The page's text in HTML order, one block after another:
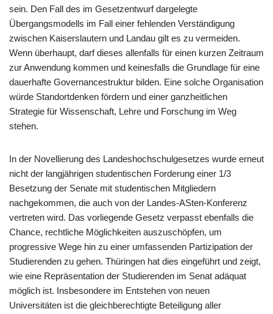
sein. Den Fall des im Gesetzentwurf dargelegte
Übergangsmodells im Fall einer fehlenden Verständigung
zwischen Kaiserslautern und Landau gilt es zu vermeiden.
Wenn überhaupt, darf dieses allenfalls für einen kurzen Zeitraum
zur Anwendung kommen und keinesfalls die Grundlage für eine
dauerhafte Governancestruktur bilden. Eine solche Organisation
würde Standortdenken fördern und einer ganzheitlichen
Strategie für Wissenschaft, Lehre und Forschung im Weg
stehen.
In der Novellierung des Landeshochschulgesetzes wurde erneut
nicht der langjährigen studentischen Forderung einer 1/3
Besetzung der Senate mit studentischen Mitgliedern
nachgekommen, die auch von der Landes-ASten-Konferenz
vertreten wird. Das vorliegende Gesetz verpasst ebenfalls die
Chance, rechtliche Möglichkeiten auszuschöpfen, um
progressive Wege hin zu einer umfassenden Partizipation der
Studierenden zu gehen. Thüringen hat dies eingeführt und zeigt,
wie eine Repräsentation der Studierenden im Senat adäquat
möglich ist. Insbesondere im Entstehen von neuen
Universitäten ist die gleichberechtigte Beteiligung aller